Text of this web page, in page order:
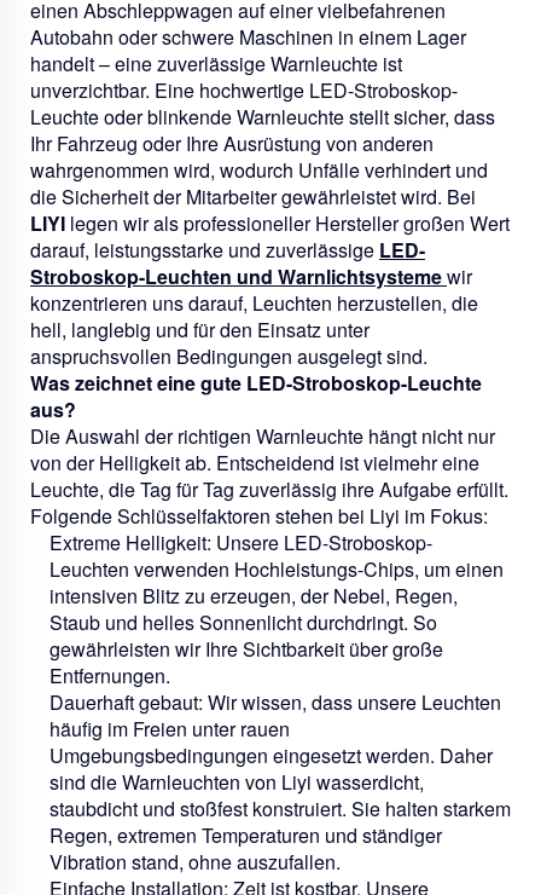
einen Abschleppwagen auf einer vielbefahrenen
Autobahn oder schwere Maschinen in einem Lager
handelt – eine zuverlässige Warnleuchte ist
unverzichtbar. Eine hochwertige LED-Stroboskop-
Leuchte oder blinkende Warnleuchte stellt sicher, dass
Ihr Fahrzeug oder Ihre Ausrüstung von anderen
wahrgenommen wird, wodurch Unfälle verhindert und
die Sicherheit der Mitarbeiter gewährleistet wird. Bei
LIYI legen wir als professioneller Hersteller großen Wert
darauf, leistungsstarke und zuverlässige LED-
Stroboskop-Leuchten und Warnlichtsystemewir
konzentrieren uns darauf, Leuchten herzustellen, die
hell, langlebig und für den Einsatz unter
anspruchsvollen Bedingungen ausgelegt sind.
Was zeichnet eine gute LED-Stroboskop-Leuchte
aus?
Die Auswahl der richtigen Warnleuchte hängt nicht nur
von der Helligkeit ab. Entscheidend ist vielmehr eine
Leuchte, die Tag für Tag zuverlässig ihre Aufgabe erfüllt.
Folgende Schlüsselfaktoren stehen bei Liyi im Fokus:
Extreme Helligkeit: Unsere LED-Stroboskop-
Leuchten verwenden Hochleistungs-Chips, um einen
intensiven Blitz zu erzeugen, der Nebel, Regen,
Staub und helles Sonnenlicht durchdringt. So
gewährleisten wir Ihre Sichtbarkeit über große
Entfernungen.
Dauerhaft gebaut: Wir wissen, dass unsere Leuchten
häufig im Freien unter rauen
Umgebungsbedingungen eingesetzt werden. Daher
sind die Warnleuchten von Liyi wasserdicht,
staubdicht und stoßfest konstruiert. Sie halten starkem
Regen, extremen Temperaturen und ständiger
Vibration stand, ohne auszufallen.
Einfache Installation: Zeit ist kostbar. Unsere